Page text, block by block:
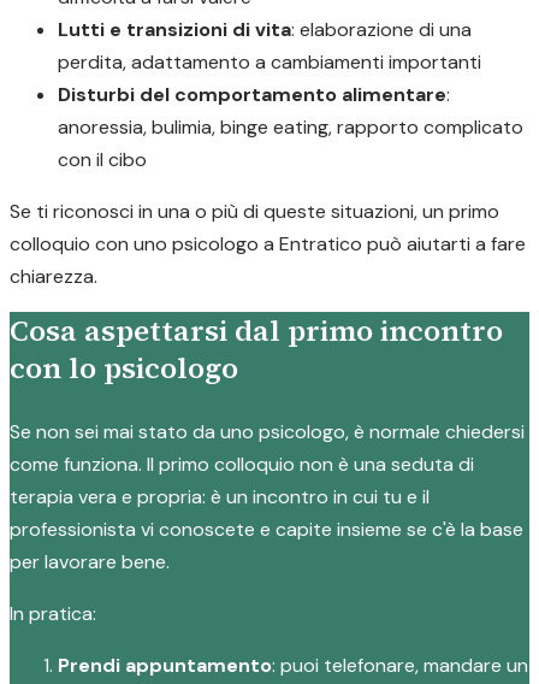
Lutti e transizioni di vita: elaborazione di una
perdita, adattamento a cambiamenti importanti
Disturbi del comportamento alimentare:
anoressia, bulimia, binge eating, rapporto complicato
con il cibo
Se ti riconosci in una o più di queste situazioni, un primo
colloquio con uno psicologo a Entratico può aiutarti a fare
chiarezza.
Cosa aspettarsi dal primo incontro
con lo psicologo
Se non sei mai stato da uno psicologo, è normale chiedersi
come funziona. Il primo colloquio non è una seduta di
terapia vera e propria: è un incontro in cui tu e il
professionista vi conoscete e capite insieme se c'è la base
per lavorare bene.
In pratica:
Prendi appuntamento: puoi telefonare, mandare un